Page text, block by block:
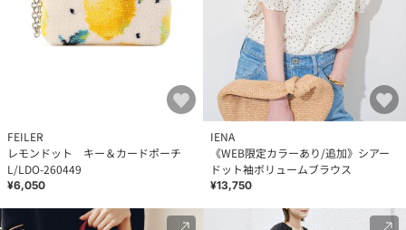
FEILER
レモンドット キー＆カードポーチ
L/LDO-260449
¥6,050
IENA
《WEB限定カラーあり/追加》シアー
ドット袖ボリュームブラウス
¥13,750